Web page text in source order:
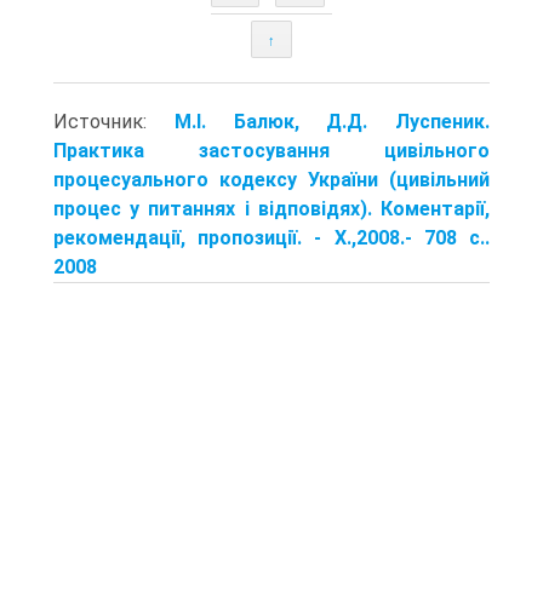
↑
Источник: М.І. Балюк, Д.Д. Луспеник.
Практика застосування цивільного
процесуального кодексу України (цивільний
процес у питаннях і відповідях). Коментарії,
рекомендації, пропозиції. - X.,2008.- 708 с..
2008